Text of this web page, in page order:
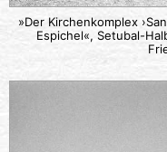
»Der Kirchenkomplex
Espichel«, Setubal-